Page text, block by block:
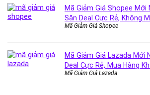
Mã Giảm Giá Shopee Mới
Săn Deal Cực Rẻ, Không
Mã Giảm Giá Shopee
Mã Giảm Giá Lazada Mới
Deal Cực Rẻ, Mua Hàng
Mã Giảm Giá Lazada